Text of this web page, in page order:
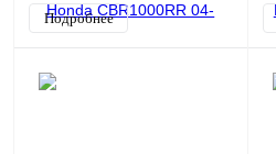
Подробнее